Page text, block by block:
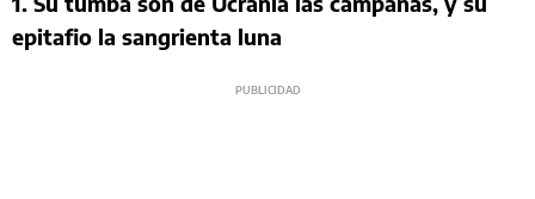
epitafio la sangrienta luna